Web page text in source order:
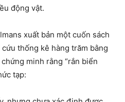
động vật.
xuất bản một cuốn sách
thống kê hàng trăm bằng
minh rằng “rắn biển
tạp: